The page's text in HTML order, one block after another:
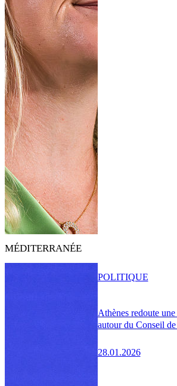
MÉDITERRANÉE
Athènes redoute
autour du Conseil
28.01.2026
POLITIQUE